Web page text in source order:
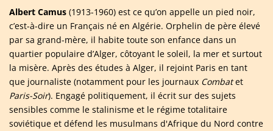
Albert Camus (1913-1960) est ce qu’on appelle un pied noir,
c’est-à-dire un Français né en Algérie. Orphelin de père élevé
par sa grand-mère, il habite toute son enfance dans un
quartier populaire d’Alger, côtoyant le soleil, la mer et surtout
la misère. Après des études à Alger, il rejoint Paris en tant
que journaliste (notamment pour les journaux Combatet
Paris-Soir). Engagé politiquement, il écrit sur des sujets
sensibles comme le stalinisme et le régime totalitaire
soviétique et défend les musulmans d'Afrique du Nord contre